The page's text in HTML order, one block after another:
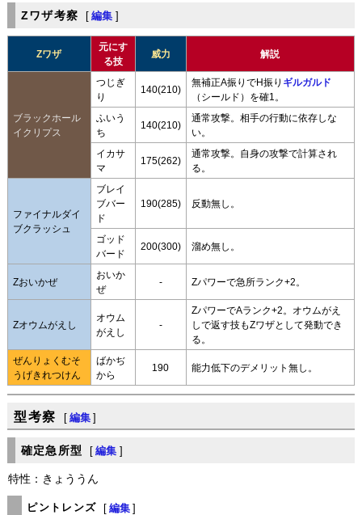
Zワザ考察 [ 編集 ]
Zワザ
元にす
る技
威力 解説
ブラックホール
イクリプス
つじぎ
り
140(210)
無補正A振りでH振り ギルガルド
（シールド）を確1。
ふいう
ち
140(210)
通常攻撃。相手の行動に依存しな
い。
イカサ
マ
175(262)
通常攻撃。自身の攻撃で計算され
る。
ファイナルダイ
ブクラッシュ
ブレイ
ブバー
ド
190(285) 反動無し。
ゴッド
バード
200(300) 溜め無し。
Zおいかぜ
おいか
ぜ
- Zパワーで急所ランク+2。
Zオウムがえし
オウム
がえし
-
ZパワーでAランク+2。オウムがえ
しで返す技もZワザとして発動でき
る。
ぜんりょくむそ
うげきれつけん
ばかぢ
から
190 能力低下のデメリット無し。
型考察 [ 編集 ]
確定急所型 [ 編集 ]
特性：きょううん
ピントレンズ [ 編集 ]